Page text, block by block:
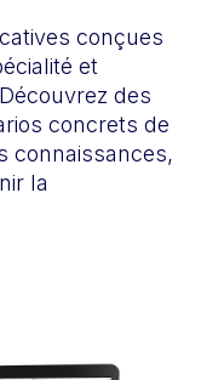
conçues
et
des
concrets de
connaissances,
la